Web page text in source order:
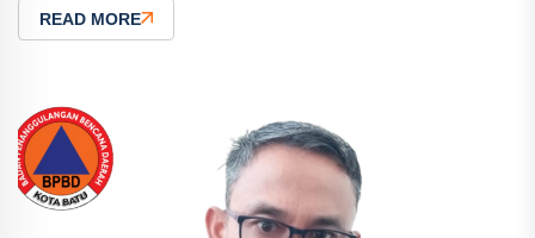
READ MORE